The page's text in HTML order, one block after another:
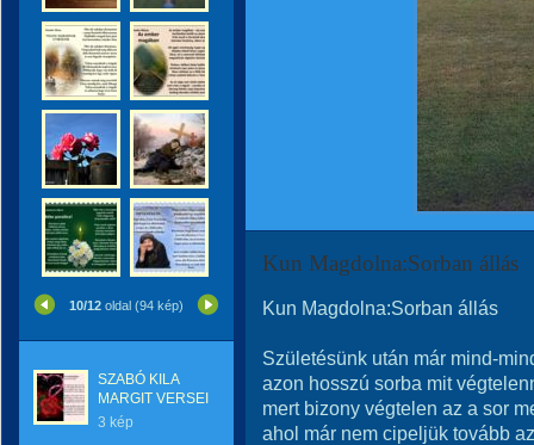
10/12 oldal (94 kép)
SZABÓ KILA
MARGIT VERSEI
3 kép
Kun Magdolna:Sorban állás
Kun Magdolna:Sorban állás
Születésünk után már mind-
azon hosszú sorba mit
mert bizony végtelen az a sor
ahol már nem cipeljük tovább